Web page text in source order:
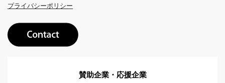
プライバシーポリシー
賛助企業・応援企業